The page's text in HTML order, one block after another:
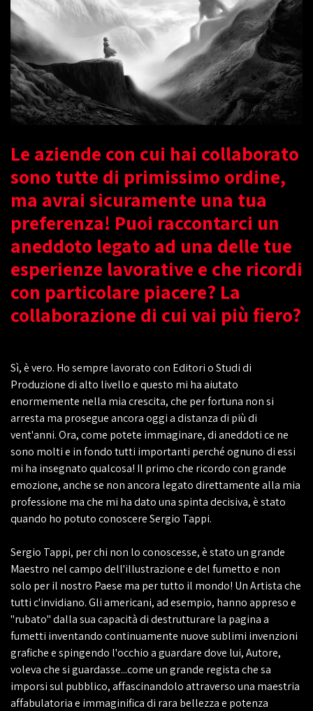
Le aziende con cui hai collaborato
sono tutte di primissimo ordine,
ma avrai sicuramente una tua
preferenza! Puoi raccontarci un
aneddoto legato ad una delle tue
esperienze lavorative e che ricordi
con particolare piacere? La
collaborazione di cui vai più fiero?
Sì, è vero. Ho sempre lavorato con Editori o Studi di
Produzione di alto livello e questo mi ha aiutato
enormemente nella mia crescita, che per fortuna non si
arresta ma prosegue ancora oggi a distanza di più di
vent'anni. Ora, come potete immaginare, di aneddoti ce ne
sono molti e in fondo tutti importanti perché ognuno di essi
mi ha insegnato qualcosa! Il primo che ricordo con grande
emozione, anche se non ancora legato direttamente alla mia
professione ma che mi ha dato una spinta decisiva, è stato
quando ho potuto conoscere Sergio Tappi.
Sergio Tappi, per chi non lo conoscesse, è stato un grande
Maestro nel campo dell'illustrazione e del fumetto e non
solo per il nostro Paese ma per tutto il mondo! Un Artista che
tutti c'invidiano. Gli americani, ad esempio, hanno appreso e
"rubato" dalla sua capacità di destrutturare la pagina a
fumetti inventando continuamente nuove sublimi invenzioni
grafiche e spingendo l'occhio a guardare dove lui, Autore,
voleva che si guardasse...come un grande regista che sa
imporsi sul pubblico, affascinandolo attraverso una maestria
affabulatoria e immaginifica di rara bellezza e potenza